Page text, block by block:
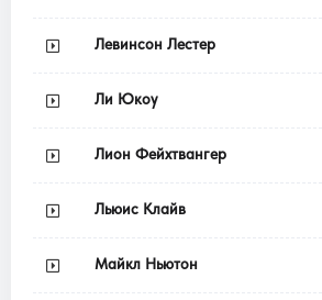
Левинсон Лестер
Ли Юкоу
Лион Фейхтвангер
Льюис Клайв
Майкл Ньютон